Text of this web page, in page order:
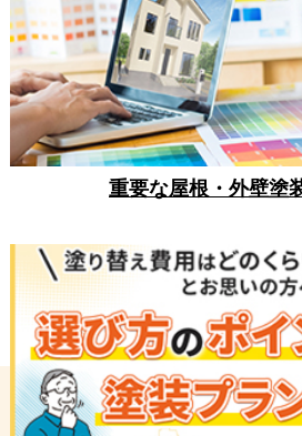
重要な屋根・外壁塗